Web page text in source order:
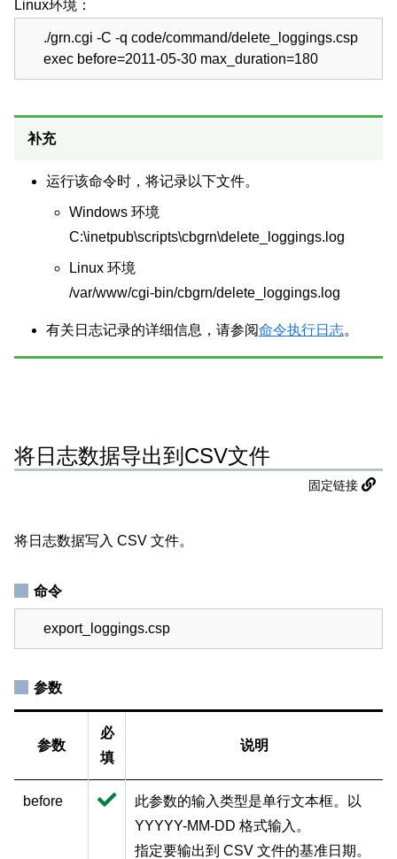
Linux环境：
./grn.cgi -C -q code/command/delete_loggings.csp
exec before=2011-05-30 max_duration=180
补充
运行该命令时，将记录以下文件。
Windows 环境
C:\inetpub\scripts\cbgrn\delete_loggings.log
Linux 环境
/var/www/cgi-bin/cbgrn/delete_loggings.log
有关日志记录的详细信息，请参阅命令执行日志。
将日志数据导出到CSV文件
固定链接
将日志数据写入 CSV 文件。
命令
export_loggings.csp
参数
参数
必
填
说明
before
此参数的输入类型是单行文本框。以
YYYYY-MM-DD 格式输入。
指定要输出到 CSV 文件的基准日期。